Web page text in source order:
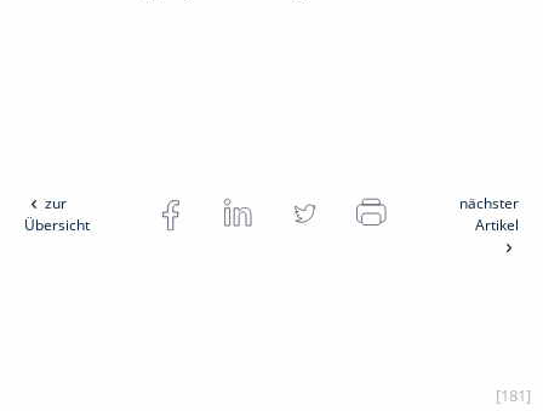
zur
Übersicht
nächster
Artikel
[181]